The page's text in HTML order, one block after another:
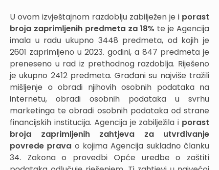
U ovom izvještajnom razdoblju zabilježen je i porast
broja zaprimljenih predmeta za 18% te je Agencija
imala u radu ukupno 3448 predmeta, od kojih je
2601 zaprimljeno u 2023. godini, a 847 predmeta je
preneseno u rad iz prethodnog razdoblja. Riješeno
je ukupno 2412 predmeta. Građani su najviše tražili
mišljenje o obradi njihovih osobnih podataka na
internetu, obradi osobnih podataka u svrhu
marketinga te obradi osobnih podataka od strane
financijskih institucija. Agencija je zabilježila i porast
broja zaprimljenih zahtjeva za utvrđivanje
povrede prava o kojima Agencija sukladno članku
34. Zakona o provedbi Opće uredbe o zaštiti